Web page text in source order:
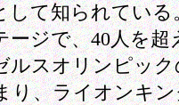
して知られている
ジで、40人を超
ルスオリンピック
り、ライオンキ